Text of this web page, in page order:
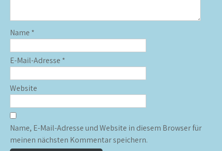
Name *
E-Mail-Adresse *
Website
Name, E-Mail-Adresse und Website in diesem Browser für
meinen nächsten Kommentar speichern.